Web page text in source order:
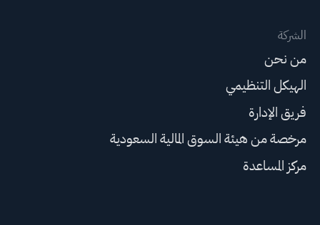
الشركة
من نحن
الهيكل التنظيمي
فريق الإدارة
مرخصة من هيئة السوق المالية السعودية
مركز المساعدة